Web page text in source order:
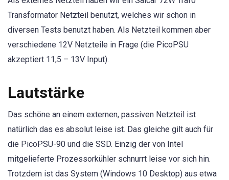
Transformator Netzteil benutzt, welches wir schon in
diversen Tests benutzt haben. Als Netzteil kommen aber
verschiedene 12V Netzteile in Frage (die PicoPSU
akzeptiert 11,5 – 13V Input).
Lautstärke
Das schöne an einem externen, passiven Netzteil ist
natürlich das es absolut leise ist. Das gleiche gilt auch für
die PicoPSU-90 und die SSD. Einzig der von Intel
mitgelieferte Prozessorkühler schnurrt leise vor sich hin.
Trotzdem ist das System (Windows 10 Desktop) aus etwa